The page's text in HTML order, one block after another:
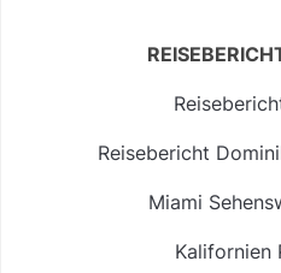
Reisebericht
Miami
Kalifornien